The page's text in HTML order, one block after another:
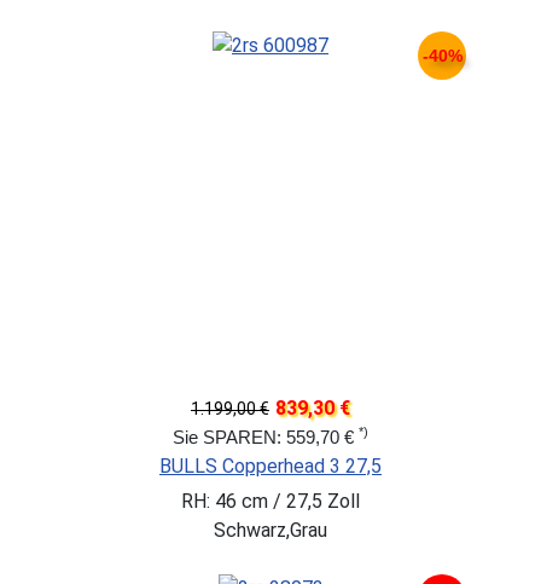
-40%
1.199,00 € 839,30 €
Sie SPAREN: 559,70 € *)
BULLS Copperhead 3 27,5
RH: 46 cm / 27,5 Zoll
Schwarz,Grau